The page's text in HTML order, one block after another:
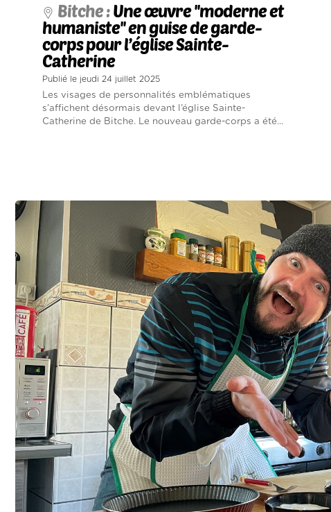
Bitche :Une œuvre ''moderne et
humaniste'' en guise de garde-
corps pour l’église Sainte-
Catherine
Publié le jeudi 24 juillet 2025
Les visages de personnalités emblématiques
s’affichent désormais devant l’église Sainte-
Catherine de Bitche. Le nouveau garde-corps a été...